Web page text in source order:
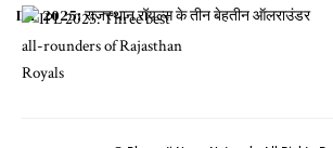
IPL 2025: राजस्थान रॉयल्स के तीन बेहतीन ऑलराउंडर